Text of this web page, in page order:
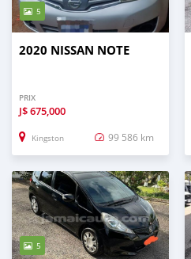
5
2020 NISSAN NOTE
PRIX
J$675,000
Kingston 99 586 km
5